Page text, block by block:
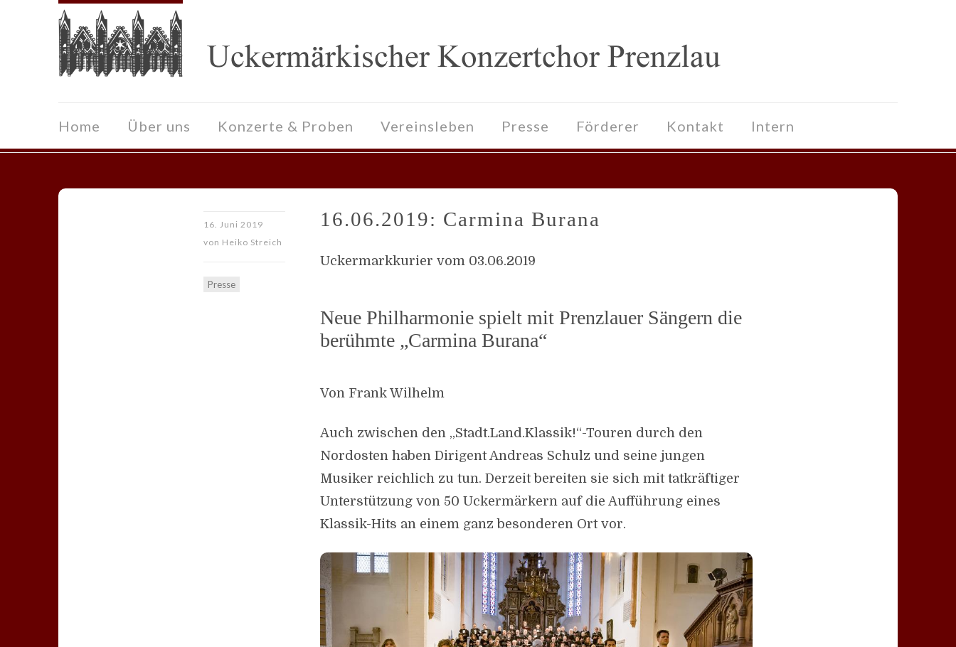
Home Über uns Konzerte & Proben Vereinsleben Presse Förderer Kontakt Intern
16. Juni 2019
von Heiko Streich
Presse
16.06.2019: Carmina Burana
Uckermarkkurier vom 03.06.2019
Neue Philharmonie spielt mit Prenzlauer Sängern die
berühmte „Carmina Burana“
Von Frank Wilhelm
Auch zwischen den „Stadt.Land.Klassik!“-Touren durch den
Nordosten haben Dirigent Andreas Schulz und seine jungen
Musiker reichlich zu tun. Derzeit bereiten sie sich mit tatkräftiger
Unterstützung von 50 Uckermärkern auf die Aufführung eines
Klassik-Hits an einem ganz besonderen Ort vor.